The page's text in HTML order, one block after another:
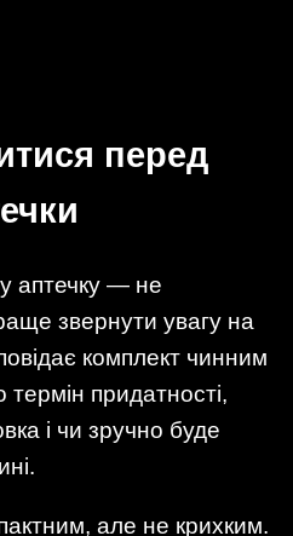
перед
аптечку — не
звернути увагу на
комплект чинним
придатності,
і чи зручно буде
але не крихким.